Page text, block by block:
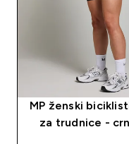
MP ženski
za trudnice -